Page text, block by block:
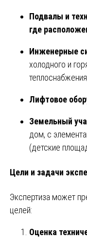
Подвалы и
где
Инженерные
холодного и
Лифтовое
Земельный
дом, с
(детские
Цели и задачи
Экспертиза может
целей:
Оценка